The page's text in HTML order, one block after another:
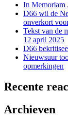
In Memoriam
D66 wil de
onverkort
Tekst van de
12 april 2025
D66
Nieuwsuur
opmerkingen
Recente
Archieven